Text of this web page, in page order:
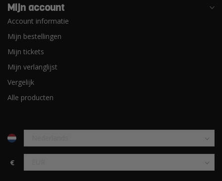
Mijn account
Account informatie
Mijn bestellingen
Mijn tickets
Mijn verlanglijst
Vergelijk
Alle producten
€